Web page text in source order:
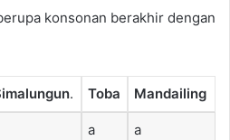
konsonan berakhir dengan
. Toba Mandailing
a a